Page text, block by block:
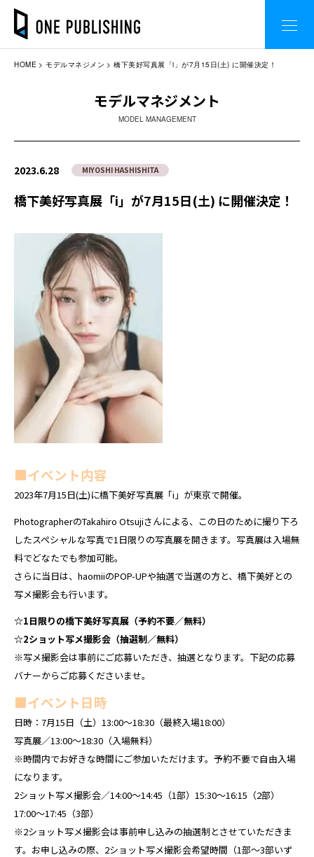
HOME モデルマネジメン 橋下美好写真展「i」が7月15日(土) に開催決定！
モデルマネジメント
MODEL MANAGEMENT
2023.6.28 MIYOSHI HASHISHITA
橋下美好写真展「i」が7月15日(土) に開催決定！
■イベント内容
2023年7月15日(土)に橋下美好写真展「i」が東京で開催。
PhotographerのTakahiro Otsujiさんによる、この日のために撮り下ろ
したスペシャルな写真で1日限りの写真展を開きます。写真展は入場無
料でどなたでも参加可能。
さらに当日は、haomiiのPOP-UPや抽選で当選の方と、橋下美好との
写メ撮影会も行います。
☆1日限りの橋下美好写真展（予約不要／無料）
☆2ショット写メ撮影会（抽選制／無料）
※写メ撮影会は事前にご応募いただき、抽選となります。下記の応募
バナーからご応募くださいませ。
■イベント日時
日時：7月15日（土）13:00〜18:30（最終入場18:00）
写真展／13:00〜18:30（入場無料）
※時間内でお好きな時間にご参加いただけます。予約不要で自由入場
になります。
2ショット写メ撮影会／14:00〜14:45（1部）15:30〜16:15（2部）
17:00〜17:45（3部）
※2ショット写メ撮影会は事前申し込みの抽選制とさせていただきま
す。お申し込みの際、2ショット写メ撮影会希望時間（1部〜3部いず